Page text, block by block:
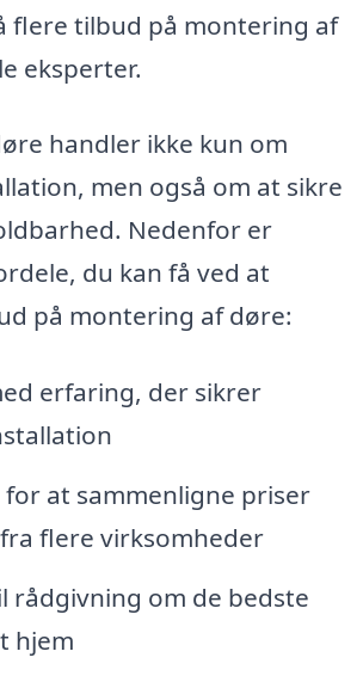
flere tilbud på montering af
eksperter.
handler ikke kun om
men også om at sikre
Nedenfor er
du kan få ved at
på montering af døre:
erfaring, der sikrer
at sammenligne priser
flere virksomheder
rådgivning om de bedste
hjem